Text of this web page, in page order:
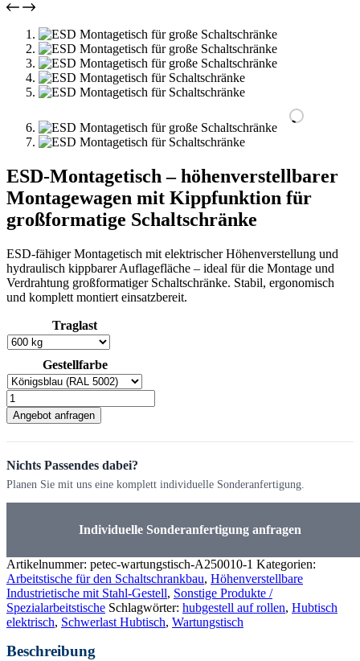
ESD-Montagetisch – höhenverstellbarer
Montagewagen mit Kippfunktion für
großformatige Schaltschränke
ESD-fähiger Montagetisch mit elektrischer Höhenverstellung und
hydraulisch kippbarer Auflagefläche – ideal für die Montage und
Verdrahtung großformatiger Schaltschränke. Stabil, ergonomisch
und komplett montiert einsatzbereit.
Traglast
Gestellfarbe
ESD-
Montagetisch
-
höhenverstellbarer
mit
Kippfunktion
Schaltschränke
Angebot anfragen
Nichts Passendes dabei?
Planen Sie mit uns eine komplett individuelle Sonderanfertigung.
Individuelle Sonderanfertigung anfragen
Artikelnummer: petec-wartungstisch-A250010-1 Kategorien:
Arbeitstische für den Schaltschrankbau, Höhenverstellbare
Industrietische mit Stahl-Gestell, Sonstige Produkte /
Spezialarbeitstische Schlagwörter: hubgestell auf rollen, Hubtisch
elektrisch, Schwerlast Hubtisch, Wartungstisch
Beschreibung